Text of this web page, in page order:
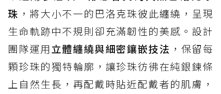
珠 ，將大小不一的巴洛克珠彼此纏繞，呈現
生命軌跡中不規則卻充滿韌性的美感。設計
團隊運用立體纏繞與細密鑲嵌技法 ，保留每
顆珍珠的獨特輪廓，讓珍珠彷彿在純銀鍊條
上自然生長，再配戴時貼近配戴者的肌膚，